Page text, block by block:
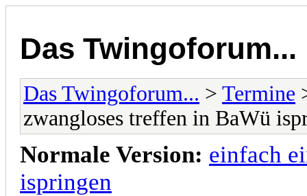
Das Twingoforum...
Das Twingoforum... > Termine
zwangloses treffen in BaWü
Normale Version: einfach
ispringen